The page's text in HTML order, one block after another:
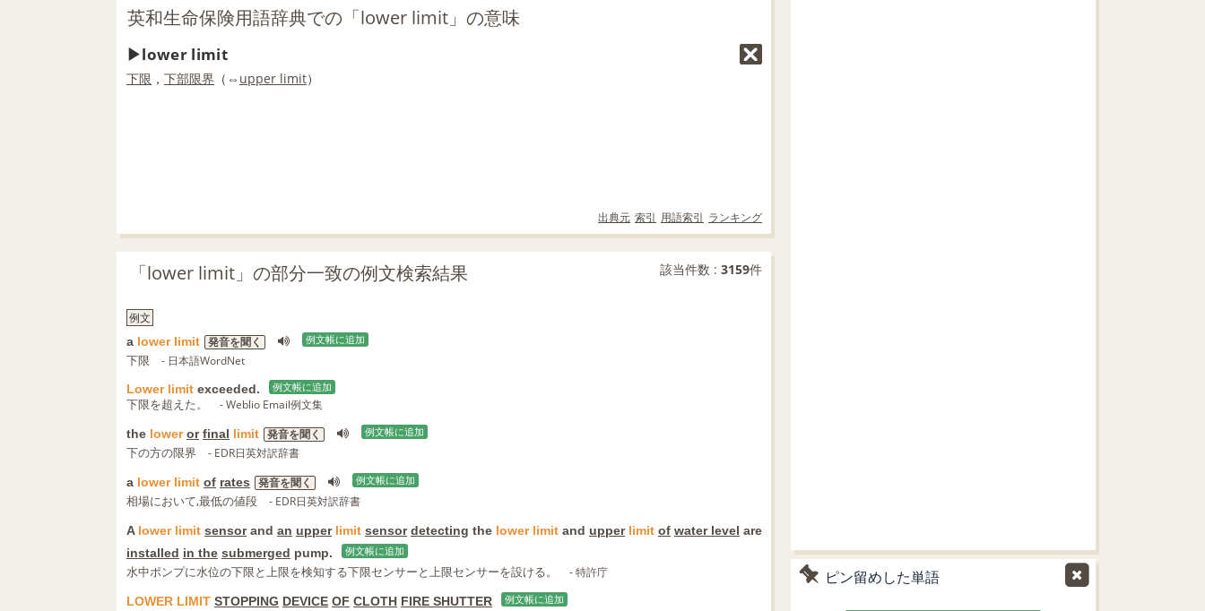
英和生命保険用語辞典での「lower limit」の意味
lower limit
下限 ， 下部限界 （⇔ upper limit）
出典元 索引 用語索引 ランキング
「lower limit」の部分一致の例文検索結果 該当件数 : 3159件
例文
a lower limit 発音を聞く 例文帳に追加
下限 - 日本語WordNet
Lower limit exceeded. 例文帳に追加
下限を超えた。 - Weblio Email例文集
the lower or final limit 発音を聞く 例文帳に追加
下の方の限界 - EDR日英対訳辞書
a lower limit of rates 発音を聞く 例文帳に追加
相場において,最低の値段 - EDR日英対訳辞書
A lower limit sensorand an upper limit sensor detecting the lower limit and upper limit of water level are
installed in the submerged pump. 例文帳に追加
水中ポンプに水位の下限と上限を検知する下限センサーと上限センサーを設ける。 - 特許庁
LOWER LIMIT STOPPING DEVICE OF CLOTH FIRE SHUTTER 例文帳に追加
ピン留めした単語